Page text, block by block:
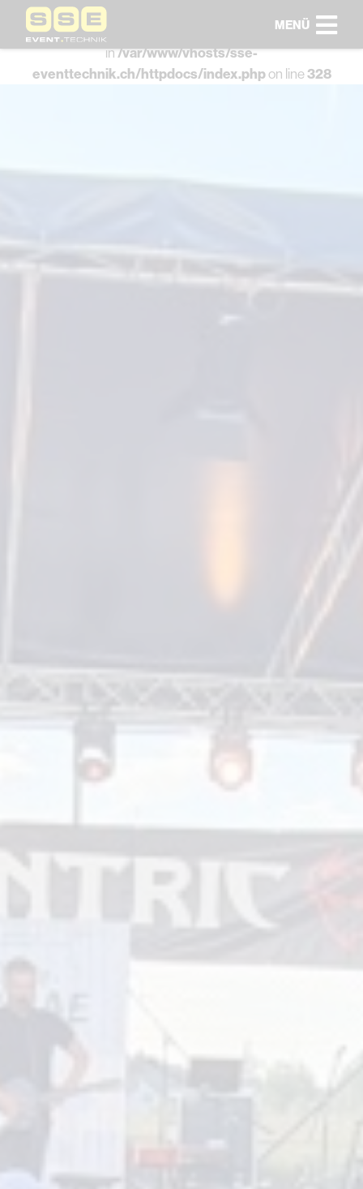
Warning: Undefined array key "HTTP_ACCEPT_LANGUAGE"
in/var/www/vhosts/sse-
eventtechnik.ch/httpdocs/index.phpon line328
MENÜ